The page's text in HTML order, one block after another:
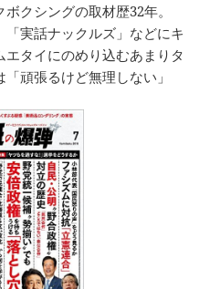
クシングの取材歴32年。
「実話ナックルズ」などにキ
タイにのめり込むあまりタ
頑張るけど無理しない」